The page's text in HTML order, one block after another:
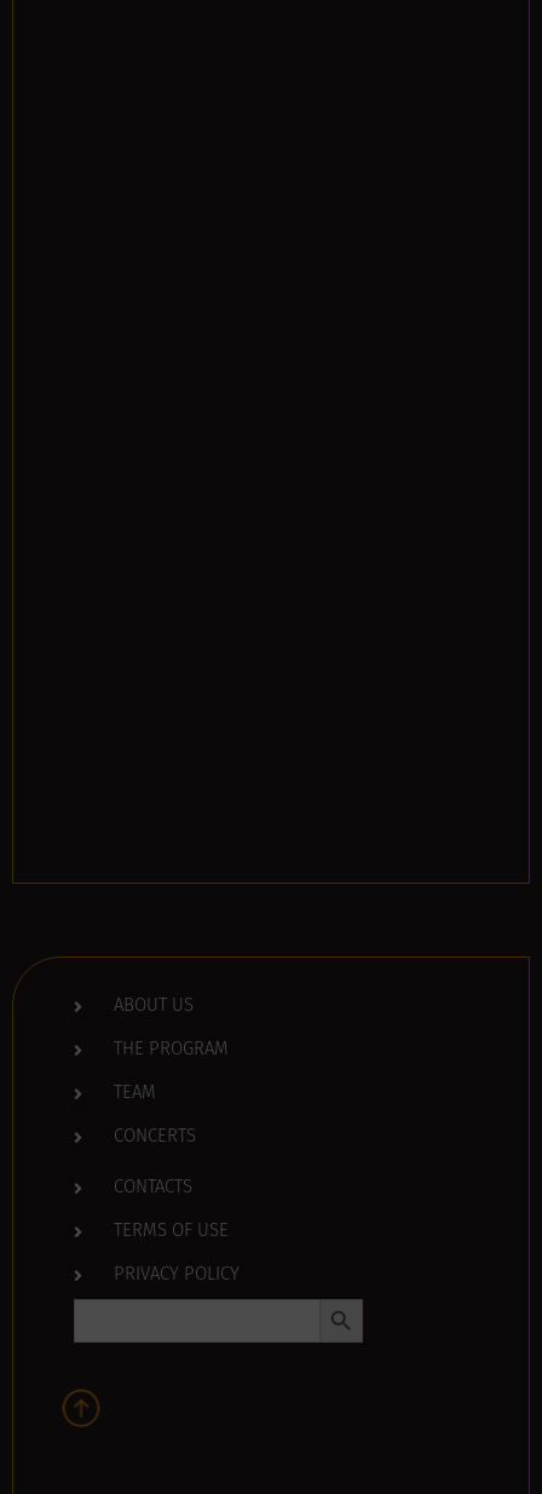
ABOUT US
THE PROGRAM
TEAM
CONCERTS
CONTACTS
TERMS OF USE
PRIVACY POLICY
Search Search Button